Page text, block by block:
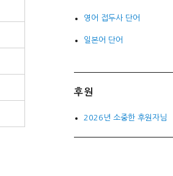
영어 접두사 단어
일본어 단어
후원
2026년 소중한 후원자님